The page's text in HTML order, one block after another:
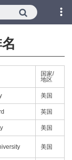
国家/
地区
美国
英国
美国
美国